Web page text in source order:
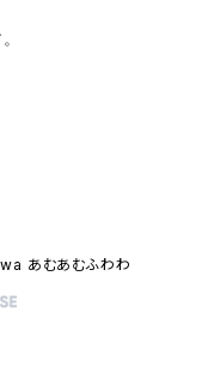
あむあむふわわ